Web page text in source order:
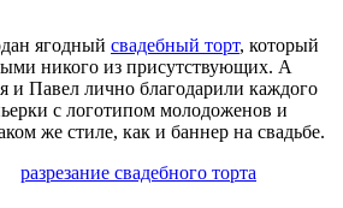
ягодный свадебный торт, который
никого из присутствующих. А
и Павел лично благодарили каждого
с логотипом молодоженов и
же стиле, как и баннер на свадьбе.